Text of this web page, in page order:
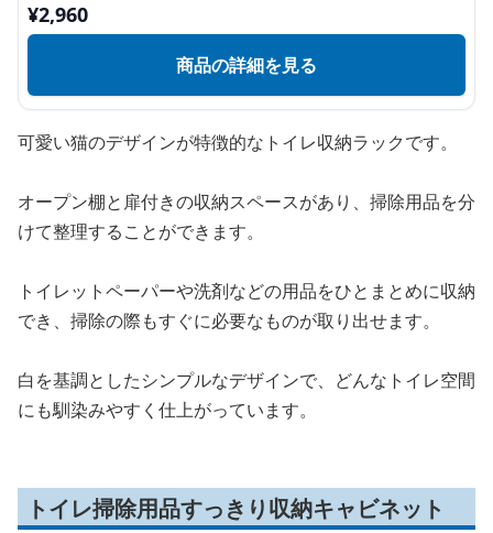
¥2,960
商品の詳細を見る
可愛い猫のデザインが特徴的なトイレ収納ラックです。
オープン棚と扉付きの収納スペースがあり、掃除用品を分
けて整理することができます。
トイレットペーパーや洗剤などの用品をひとまとめに収納
でき、掃除の際もすぐに必要なものが取り出せます。
白を基調としたシンプルなデザインで、どんなトイレ空間
にも馴染みやすく仕上がっています。
トイレ掃除用品すっきり収納キャビネット